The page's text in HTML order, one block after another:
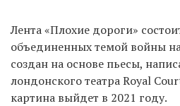
Лента «Плохие дороги»
объединенных темой войны
создан на основе пьесы,
лондонского театра Royal
картина выйдет в 2021 году.